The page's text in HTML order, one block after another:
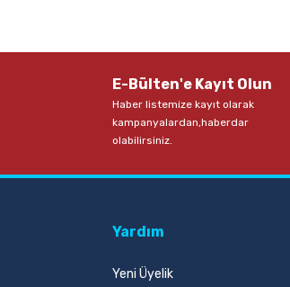
E-Bülten'e Kayıt Olun
Haber listemize kayıt olarak
kampanyalardan,haberdar
olabilirsiniz.
Yardım
Yeni Üyelik